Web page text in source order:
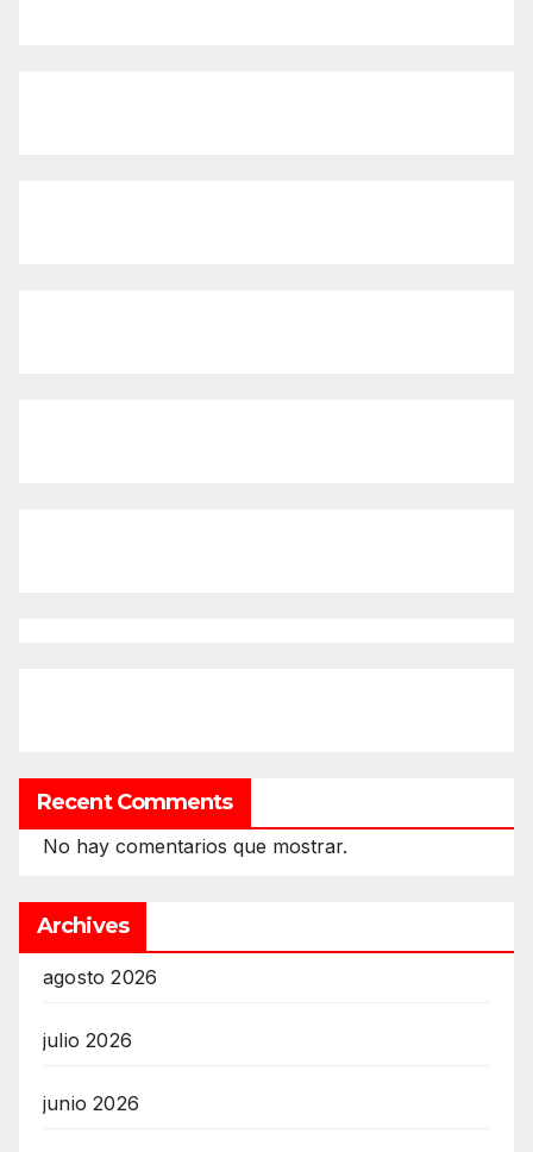
Recent Comments
No hay comentarios que mostrar.
Archives
agosto 2026
julio 2026
junio 2026